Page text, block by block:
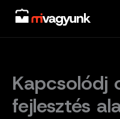
Skip
content
Kapcsolódj
fejlesztés